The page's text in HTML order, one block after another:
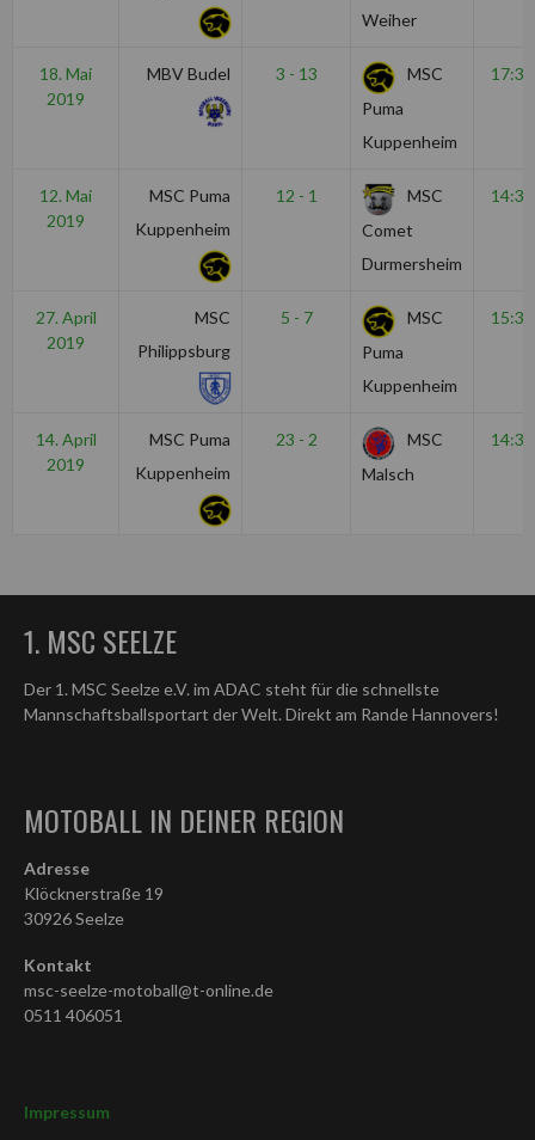
Weiher
18. Mai
2019
MBV Budel 3 - 13
MSC
Puma
Kuppenheim
17:30
12. Mai
2019
MSC Puma
Kuppenheim
12 - 1
MSC
Comet
Durmersheim
14:30
27. April
2019
MSC
Philippsburg
5 - 7
MSC
Puma
Kuppenheim
15:30
14. April
2019
MSC Puma
Kuppenheim
23 - 2
MSC
Malsch
14:30
1. MSC SEELZE
Der 1. MSC Seelze e.V. im ADAC steht für die schnellste
Mannschaftsballsportart der Welt. Direkt am Rande Hannovers!
MOTOBALL IN DEINER REGION
Adresse
Klöcknerstraße 19
30926 Seelze
Kontakt
msc-seelze-motoball@t-online.de
0511 406051
Impressum